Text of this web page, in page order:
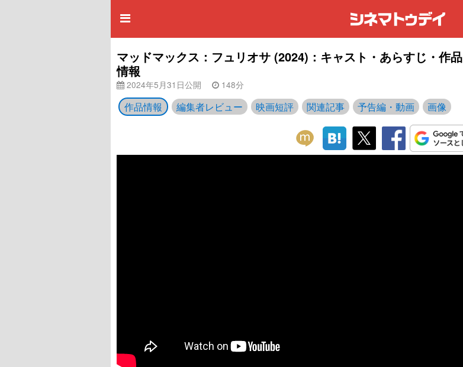
マッドマックス：フュリオサ (2024)：キャスト・あらすじ・作品
情報
2024年5月31日公開 148分
作品情報 編集者レビュー 映画短評 関連記事 予告編・動画 画像